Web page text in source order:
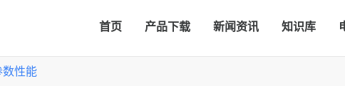
首页 产品下载 新闻资讯 知识库
性能